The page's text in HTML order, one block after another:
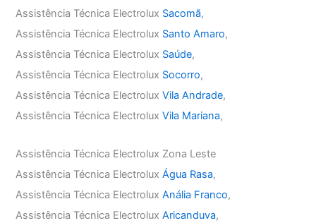
Assistência Técnica Electrolux Sacomã,
Assistência Técnica Electrolux Santo Amaro,
Assistência Técnica Electrolux Saúde,
Assistência Técnica Electrolux Socorro,
Assistência Técnica ElectroluxVila Andrade,
Assistência Técnica ElectroluxVila Mariana,
Assistência Técnica Electrolux Zona Leste
Assistência Técnica ElectroluxÁgua Rasa,
Assistência Técnica ElectroluxAnália Franco,
Assistência Técnica ElectroluxAricanduva,